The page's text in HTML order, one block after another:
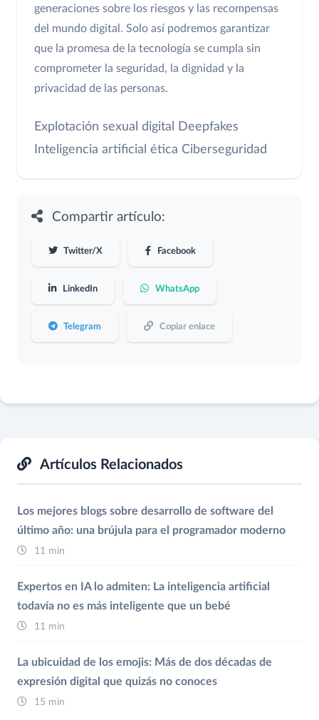
generaciones sobre los riesgos y las recompensas
del mundo digital. Solo así podremos garantizar
que la promesa de la tecnología se cumpla sin
comprometer la seguridad, la dignidad y la
privacidad de las personas.
Explotación sexual digital
Deepfakes
Inteligencia artificial ética Ciberseguridad
Compartir artículo:
Twitter/X Facebook
LinkedIn WhatsApp
Telegram Copiar enlace
Artículos Relacionados
Los mejores blogs sobre desarrollo de software del
último año: una brújula para el programador moderno
11 min
Expertos en IA lo admiten: La inteligencia artificial
todavía no es más inteligente que un bebé
11 min
La ubicuidad de los emojis: Más de dos décadas de
expresión digital que quizás no conoces
15 min